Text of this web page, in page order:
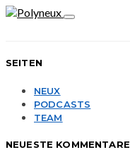
SEITEN
NEUX
PODCASTS
TEAM
NEUESTE KOMMENTARE